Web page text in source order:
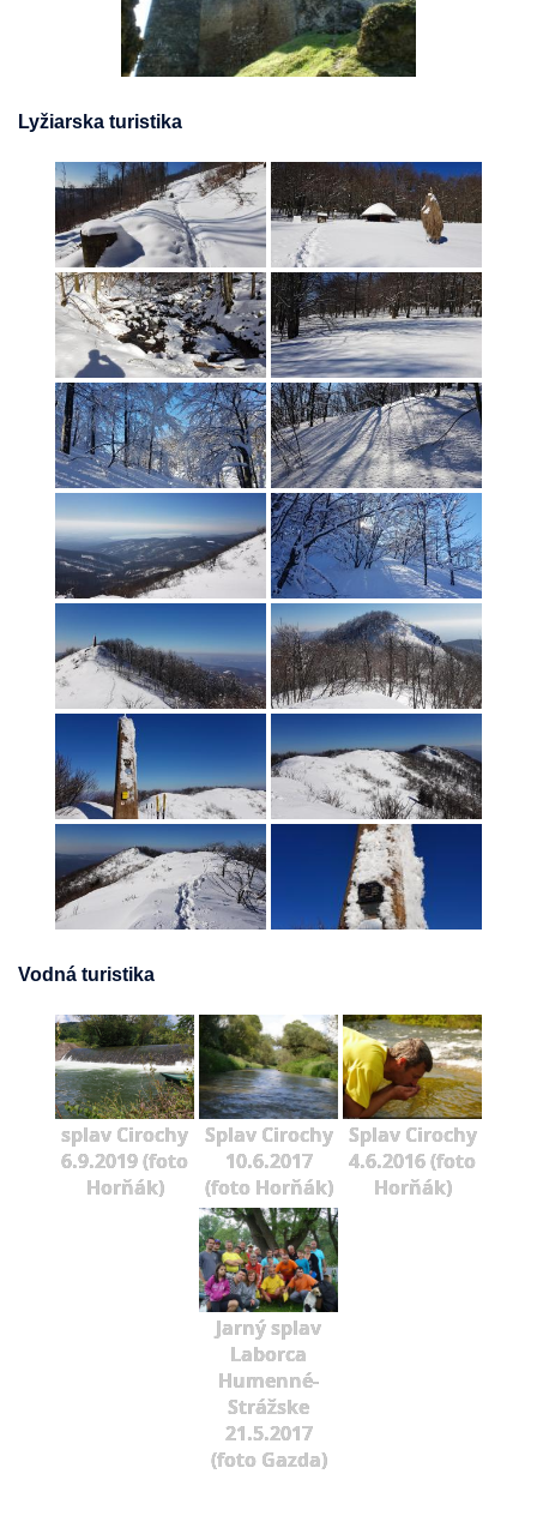
Lyžiarska turistika
Vodná turistika
splav Cirochy
6.9.2019 (foto
Horňák)
Splav Cirochy
10.6.2017
(foto Horňák)
Splav Cirochy
4.6.2016 (foto
Horňák)
Jarný splav
Laborca
Humenné-
Strážske
21.5.2017
(foto Gazda)